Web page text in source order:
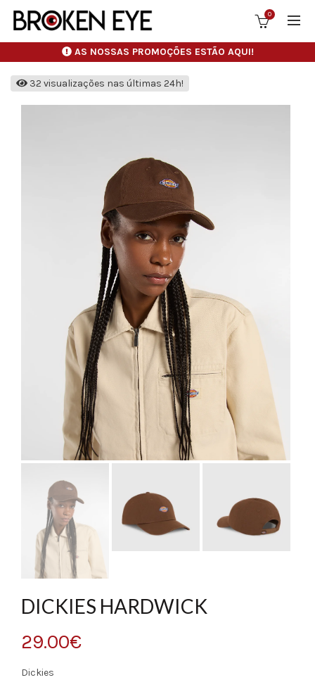
0
AS NOSSAS PROMOÇÕES ESTÃO AQUI!
32 visualizações nas últimas 24h!
DICKIES HARDWICK
29.00€
Dickies